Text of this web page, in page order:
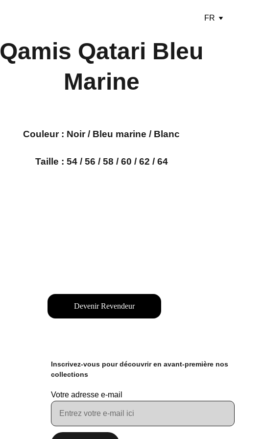
FR
Qamis Qatari Bleu
Marine
Couleur : Noir / Bleu marine / Blanc
Taille : 54 / 56 / 58 / 60 / 62 / 64
Devenir Revendeur
Inscrivez-vous pour découvrir en avant-première nos
collections
Votre adresse e-mail